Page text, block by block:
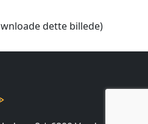
dette billede)